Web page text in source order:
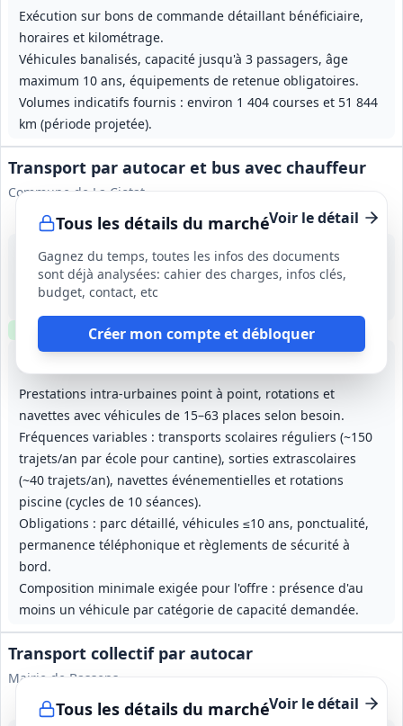
Exécution sur bons de commande détaillant bénéficiaire,
horaires et kilométrage.
Véhicules banalisés, capacité jusqu'à 3 passagers, âge
maximum 10 ans, équipements de retenue obligatoires.
Volumes indicatifs fournis : environ 1 404 courses et 51 844
km (période projetée).
Tous les détails du marché
Gagnez du temps, toutes les infos des documents
sont déjà analysées: cahier des charges, infos clés,
budget, contact, etc
Créer mon compte et débloquer
Transport par autocar et bus avec chauffeur
Commune de La Ciotat
Voir le détail
Prestations intra‑urbaines point à point, rotations et
navettes avec véhicules de 15–63 places selon besoin.
Fréquences variables : transports scolaires réguliers (~150
trajets/an par école pour cantine), sorties extrascolaires
(~40 trajets/an), navettes événementielles et rotations
piscine (cycles de 10 séances).
Obligations : parc détaillé, véhicules ≤10 ans, ponctualité,
permanence téléphonique et règlements de sécurité à
bord.
Composition minimale exigée pour l'offre : présence d'au
moins un véhicule par catégorie de capacité demandée.
13 août 2026
La Ciotat (13)
130 000 €
Clause environnementale Clause sociale
Tous les détails du marché
Transport collectif par autocar
Mairie de Bassens
Voir le détail